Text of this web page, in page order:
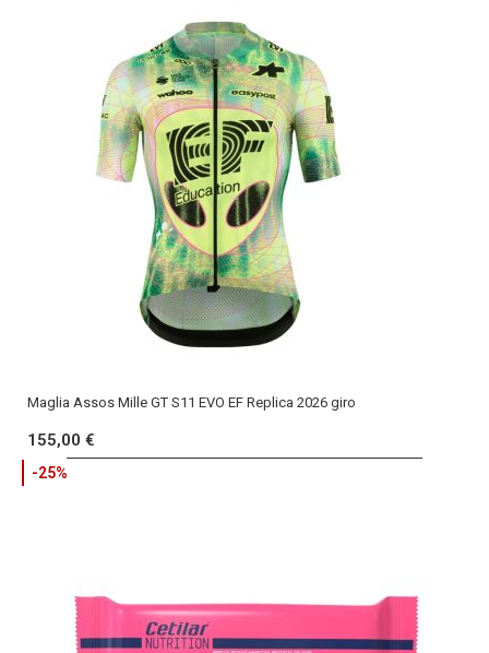
Maglia Assos Mille GT S11 EVO EF Replica 2026 giro
155,00 €
-25%